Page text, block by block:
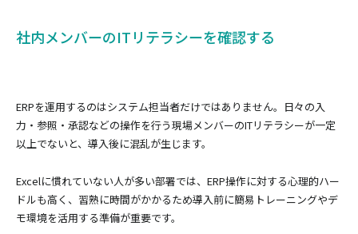
社内メンバーのITリテラシーを確認する
ERPを運用するのはシステム担当者だけではありません。日々の入
力・参照・承認などの操作を行う現場メンバーのITリテラシーが一定
以上でないと、導入後に混乱が生じます。
Excelに慣れていない人が多い部署では、ERP操作に対する心理的ハー
ドルも高く、習熟に時間がかかるため導入前に簡易トレーニングやデ
モ環境を活用する準備が重要です。